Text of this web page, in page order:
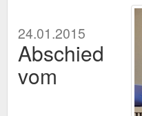
24.01.2015
Abschied
vom